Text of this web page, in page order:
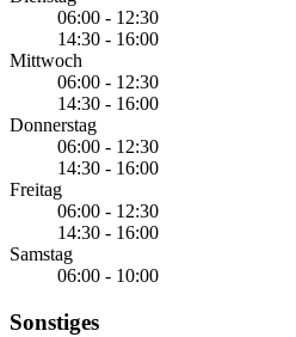
06:00 - 12:30
14:30 - 16:00
Mittwoch
06:00 - 12:30
14:30 - 16:00
Donnerstag
06:00 - 12:30
14:30 - 16:00
Freitag
06:00 - 12:30
14:30 - 16:00
Samstag
06:00 - 10:00
Sonstiges